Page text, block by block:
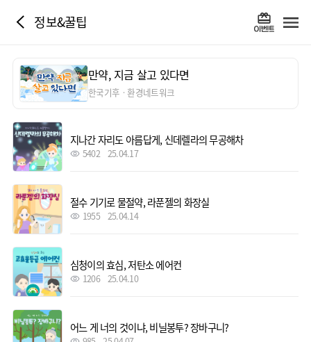
정보&꿀팁
만약, 지금 살고 있다면
한국기후ㆍ환경네트워크
지나간 자리도 아름답게, 신데렐라의 무공해차
5402 25.04.17
절수 기기로 물절약, 라푼젤의 화장실
1955 25.04.14
심청이의 효심, 저탄소 에어컨
1206 25.04.10
어느 게 너의 것이냐, 비닐봉투? 장바구니?